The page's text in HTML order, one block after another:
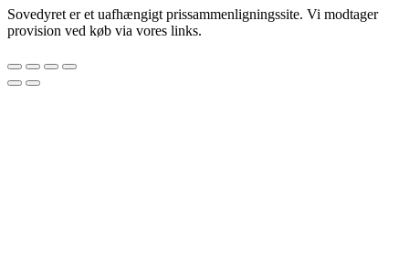
Sovedyret er et uafhængigt prissammenligningssite. Vi modtager
provision ved køb via vores links.